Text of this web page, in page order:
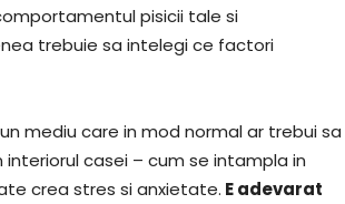
pisicii tale si
trebuie sa intelegi ce factori
mediu care in mod normal ar trebui sa
casei – cum se intampla in
crea stres si anxietate. E adevarat